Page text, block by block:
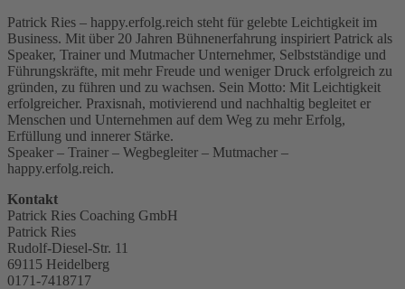
Patrick Ries – happy.erfolg.reich steht für gelebte Leichtigkeit im
Business. Mit über 20 Jahren Bühnenerfahrung inspiriert Patrick als
Speaker, Trainer und Mutmacher Unternehmer, Selbstständige und
Führungskräfte, mit mehr Freude und weniger Druck erfolgreich zu
gründen, zu führen und zu wachsen. Sein Motto: Mit Leichtigkeit
erfolgreicher. Praxisnah, motivierend und nachhaltig begleitet er
Menschen und Unternehmen auf dem Weg zu mehr Erfolg,
Erfüllung und innerer Stärke.
Speaker – Trainer – Wegbegleiter – Mutmacher –
happy.erfolg.reich.
Kontakt
Patrick Ries Coaching GmbH
Patrick Ries
Rudolf-Diesel-Str. 11
69115 Heidelberg
0171-7418717